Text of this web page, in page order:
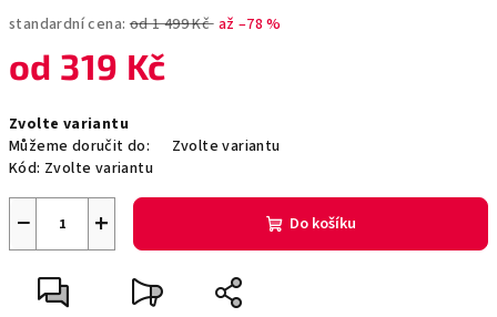
standardní cena: od 1 499 Kč až –78 %
od 319 Kč
cena:
Zvolte variantu
Můžeme doručit do:
Zvolte variantu
Kód: Zvolte variantu
+
− Do košíku